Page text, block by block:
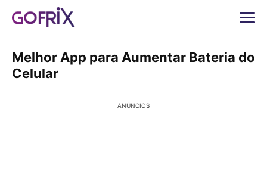
Melhor App para Aumentar Bateria do
Celular
ANÚNCIOS